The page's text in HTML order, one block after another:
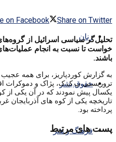
زنان
حقوق بشر
فرهنگ و هنر
on Facebook Share on Twitter
تحلیل‌گر سیاسی اسرائیل از
خواست تا نسبت به انجام
باشند.
به گزارش کوردپاریز، برای همه عجیب
تروریستی پ.ک.ک، پژاک و دموکرات
یکسال پیش نمودند که در آن یکی از
تاریخچه یکی از کوه های آذربایجان
پرداخته بود.
پست های مرتبط